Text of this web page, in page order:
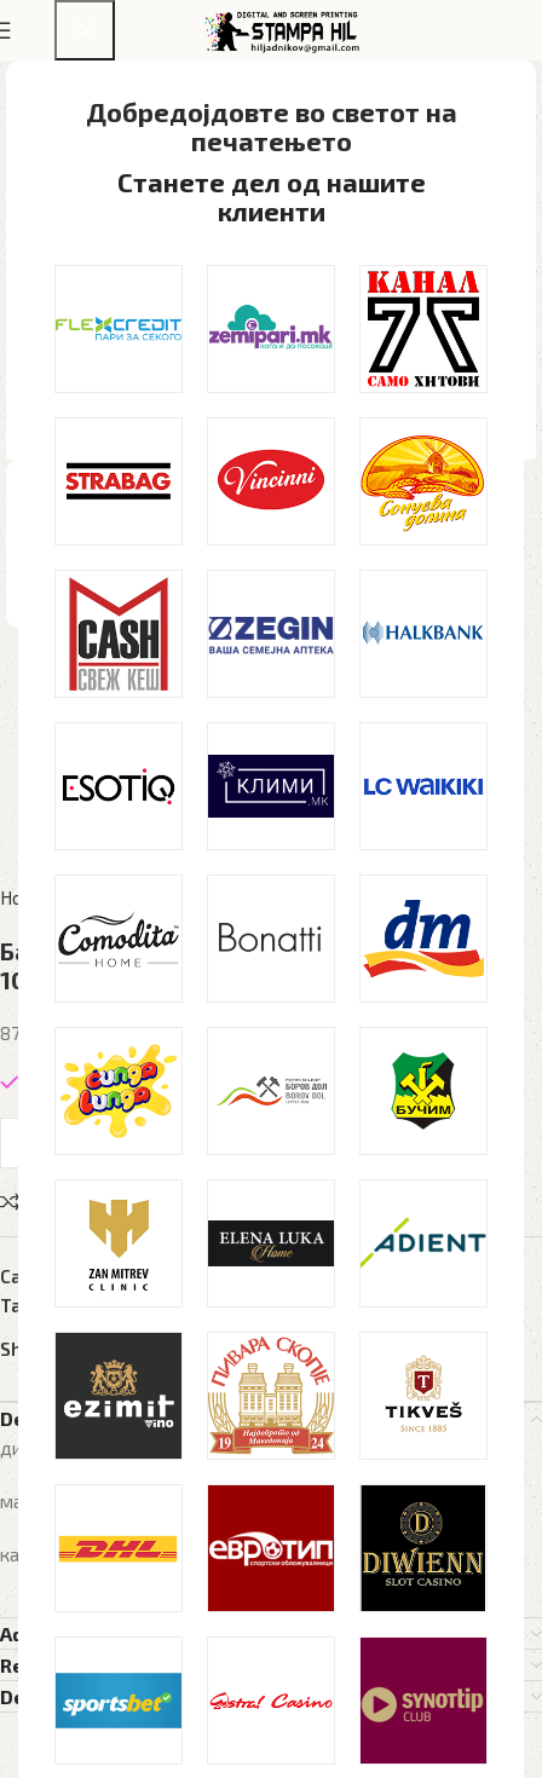
Добредојдовте во светот на
печатењето​
Станете дел од нашите
клиенти
Home
Банк CONNECTOR, помошна батерија,
10.000mah бел
879 денари
96 in stock
Compare
Category:
Технологија и USB
Tags:
Share:
Description
димензија на производ: 14.2 x 6.9 x 1.9 cm
материјал: пластика
капацитет:10.000 mAh
Additional information
Reviews (0)
Delivery Details